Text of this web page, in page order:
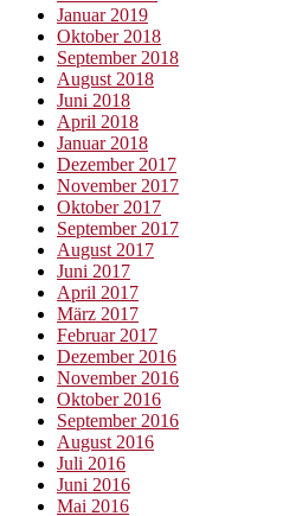
Januar 2019
Oktober 2018
September 2018
August 2018
Juni 2018
April 2018
Januar 2018
Dezember 2017
November 2017
Oktober 2017
September 2017
August 2017
Juni 2017
April 2017
März 2017
Februar 2017
Dezember 2016
November 2016
Oktober 2016
September 2016
August 2016
Juli 2016
Juni 2016
Mai 2016